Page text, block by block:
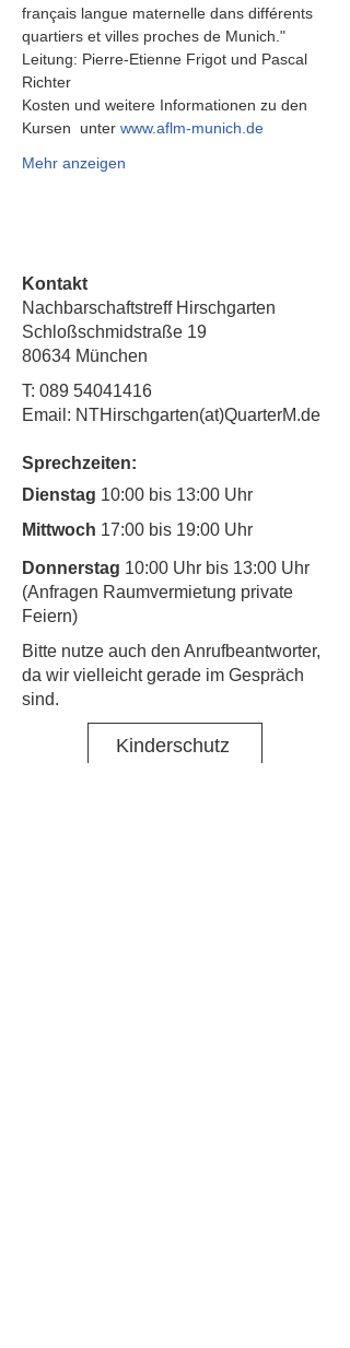
français langue maternelle dans différents
quartiers et villes proches de Munich."
Leitung: Pierre-Etienne Frigot und Pascal
Richter
Kosten und weitere Informationen zu den
Kursen  unter www.aflm-munich.de
Mehr anzeigen
Kontakt
Nachbarschaftstreff Hirschgarten
Schloßschmidstraße 19
80634 München
T: 089 54041416
Email: NTHirschgarten(at)QuarterM.de
Sprechzeiten:
Dienstag 10:00 bis 13:00 Uhr
Mittwoch 17:00 bis 19:00 Uhr
Donnerstag 10:00 Uhr bis 13:00 Uhr
(Anfragen Raumvermietung private
Feiern)
​Bitte nutze auch den Anrufbeantworter,
da wir vielleicht gerade im Gespräch
sind.
Kinderschutz